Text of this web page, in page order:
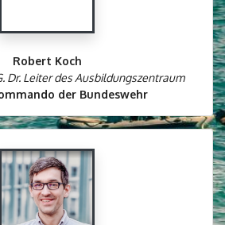
Koch
Leiter des Ausbildungszentraum
der Bundeswehr